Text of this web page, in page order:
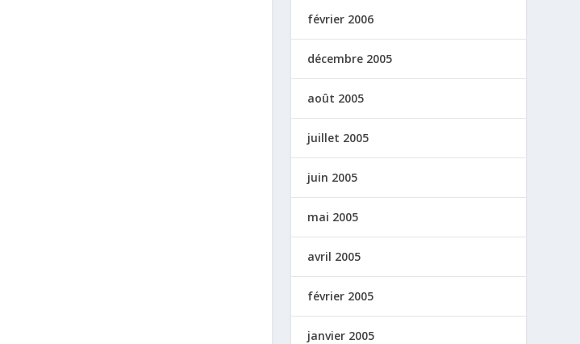
février 2006
décembre 2005
août 2005
juillet 2005
juin 2005
mai 2005
avril 2005
février 2005
janvier 2005